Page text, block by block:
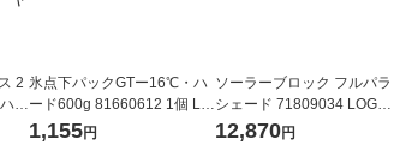
2
ン
氷点下パックGTー16℃・ハ
ード600g 81660612 1個 LO
GOS/ロゴス
1,155円
ソーラーブロック フルパラ
シェード 71809034 LOGOS/
ロゴス
12,870円